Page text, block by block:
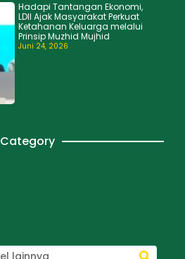
Hadapi Tantangan Ekonomi,
LDII Ajak Masyarakat Perkuat
Ketahanan Keluarga melalui
Prinsip Muzhid Mujhid
Juni 24, 2026
Category